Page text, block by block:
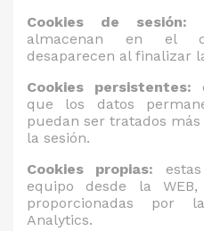
Cookies de sesión:
almacenan en el
desaparecen al finalizar
Cookies persistentes:
que los datos
puedan ser tratados
la sesión.
Cookies propias:
equipo desde la
proporcionadas por
Analytics.